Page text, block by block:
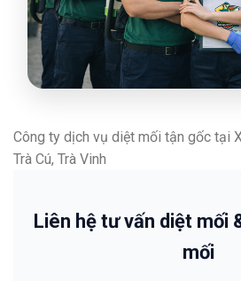
Công ty dịch vụ diệt mối tận gốc tại
Trà Cú, Trà Vinh
Liên hệ tư vấn diệt mối
mối